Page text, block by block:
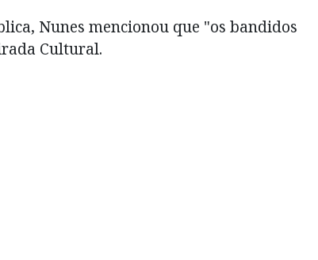
Nunes mencionou que "os bandidos
Cultural.